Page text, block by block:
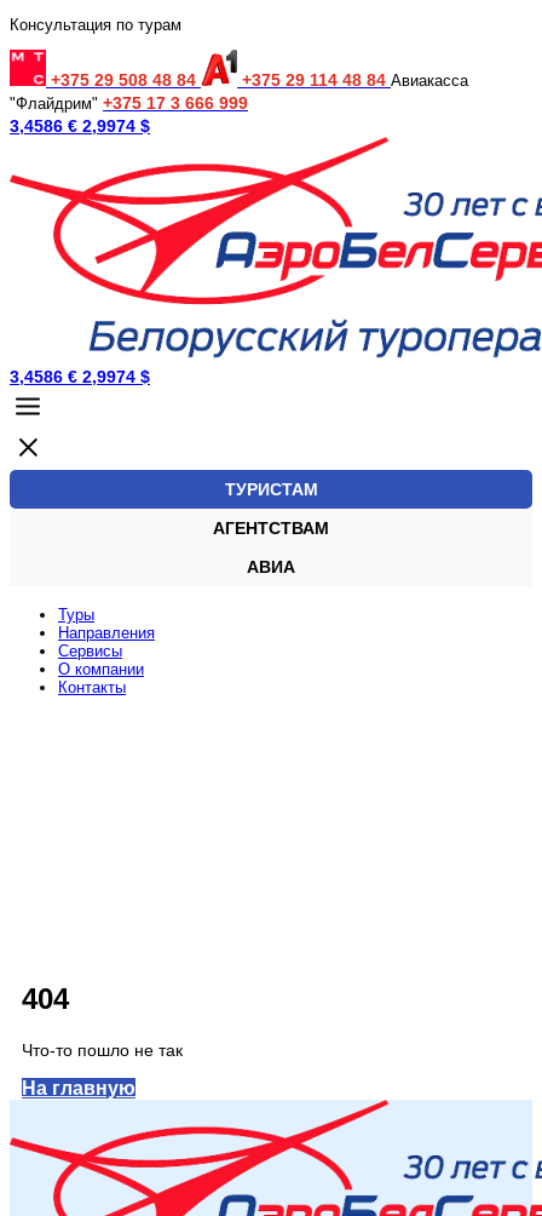
Консультация по турам
+375 29 508 48 84 +375 29 114 48 84 Авиакасса
"Флайдрим" +375 17 3 666 999
3,4586 € 2,9974 $
3,4586 € 2,9974 $
ТУРИСТАМ
АГЕНТСТВАМ
АВИА
Туры
Направления
Сервисы
O компании
Контакты
404
Что-то пошло не так
На главную